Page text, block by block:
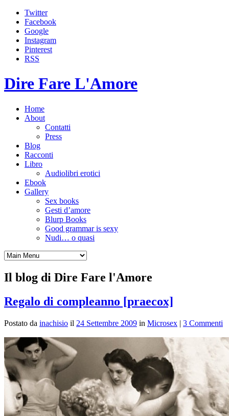
Twitter
Facebook
Google
Instagram
Pinterest
RSS
Dire Fare L'Amore
Home
About
Contatti
Press
Blog
Racconti
Libro
Audiolibri erotici
Ebook
Gallery
Sex books
Gesti d’amore
Blurp Books
Good grammar is sexy
Nudi… o quasi
Il blog di Dire Fare l'Amore
Regalo di compleanno [praecox]
Postato da inachisio il 24 Settembre 2009 in Microsex | 3 Commenti